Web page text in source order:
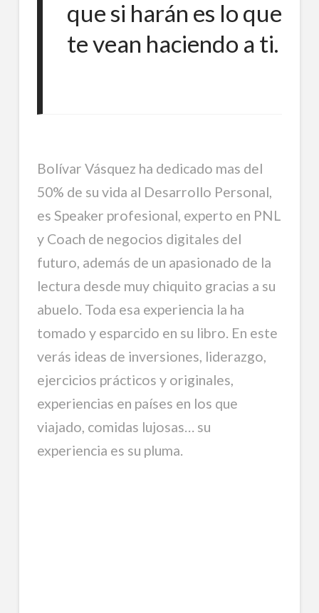
que si harán es lo que
te vean haciendo a ti.
Bolívar Vásquez ha dedicado mas del
50% de su vida al Desarrollo Personal,
es Speaker profesional, experto en PNL
y Coach de negocios digitales del
futuro, además de un apasionado de la
lectura desde muy chiquito gracias a su
abuelo. Toda esa experiencia la ha
tomado y esparcido en su libro. En este
verás ideas de inversiones, liderazgo,
ejercicios prácticos y originales,
experiencias en países en los que
viajado, comidas lujosas… su
experiencia es su pluma.